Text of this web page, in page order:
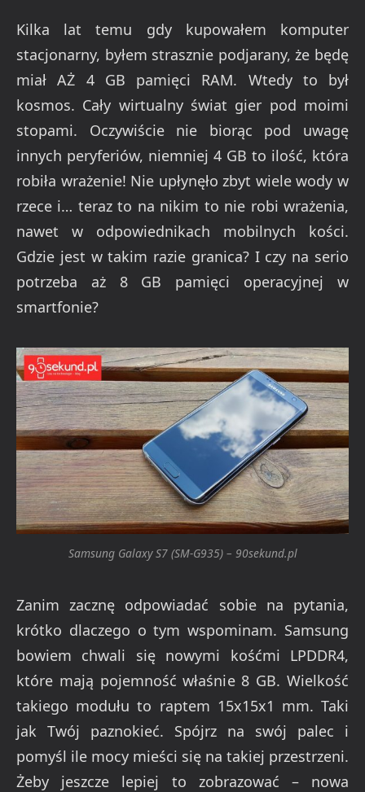
Kilka lat temu gdy kupowałem komputer
stacjonarny, byłem strasznie podjarany, że będę
miał AŻ 4 GB pamięci RAM. Wtedy to był
kosmos. Cały wirtualny świat gier pod moimi
stopami. Oczywiście nie biorąc pod uwagę
innych peryferiów, niemniej 4 GB to ilość, która
robiła wrażenie! Nie upłynęło zbyt wiele wody w
rzece i… teraz to na nikim to nie robi wrażenia,
nawet w odpowiednikach mobilnych kości.
Gdzie jest w takim razie granica? I czy na serio
potrzeba aż 8 GB pamięci operacyjnej w
smartfonie?
Samsung Galaxy S7 (SM-G935) – 90sekund.pl
Zanim zacznę odpowiadać sobie na pytania,
krótko dlaczego o tym wspominam. Samsung
bowiem chwali się nowymi kośćmi LPDDR4,
które mają pojemność właśnie 8 GB. Wielkość
takiego modułu to raptem 15x15x1 mm. Taki
jak Twój paznokieć. Spójrz na swój palec i
pomyśl ile mocy mieści się na takiej przestrzeni.
Żeby jeszcze lepiej to zobrazować – nowa